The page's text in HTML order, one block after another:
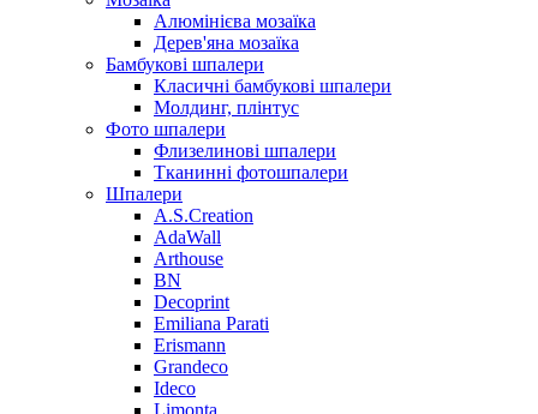
Алюмінієва мозаїка
Дерев'яна мозаїка
Бамбукові шпалери
Класичні бамбукові шпалери
Молдинг, плінтус
Фото шпалери
Флизелинові шпалери
Тканинні фотошпалери
Шпалери
A.S.Creation
AdaWall
Arthouse
BN
Decoprint
Emiliana Parati
Erismann
Grandeco
Ideco
Limonta